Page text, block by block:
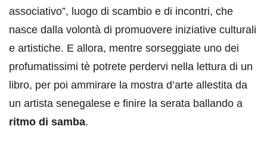
associativo”, luogo di scambio e di incontri, che
nasce dalla volontà di promuovere iniziative culturali
e artistiche. E allora, mentre sorseggiate uno dei
profumatissimi tè potrete perdervi nella lettura di un
libro, per poi ammirare la mostra d’arte allestita da
un artista senegalese e finire la serata ballando a
ritmo di samba.